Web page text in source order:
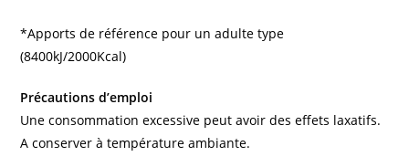
*Apports de référence pour un adulte type
(8400kJ/2000Kcal)
Précautions d’emploi
Une consommation excessive peut avoir des effets laxatifs.
A conserver à température ambiante.